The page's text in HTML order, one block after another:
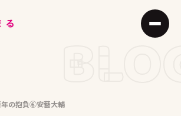
の抱負⑥安藝大輔